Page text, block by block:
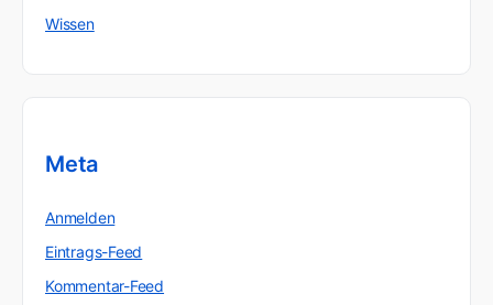
Wissen
Meta
Anmelden
Eintrags-Feed
Kommentar-Feed